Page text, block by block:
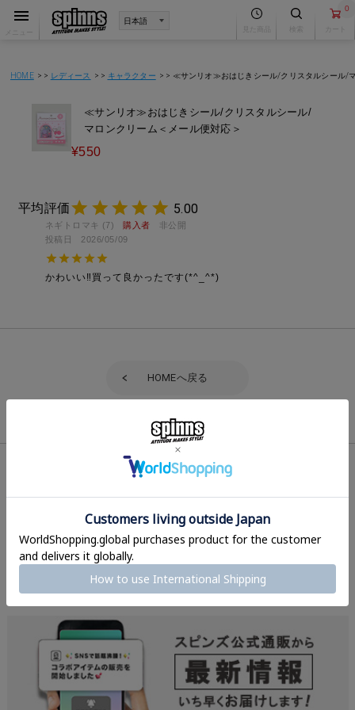
0
HOME レディース キャラクター ≪サンリオ≫おはじきシール/クリスタルシール/
≪サンリオ≫おはじきシール/クリスタルシール/
マロンクリーム＜メール便対応＞
¥550
5.00
ネギトロマキ 7 購入者
非公開
投稿日
2026/05/09
かわいい‼︎買って良かったです(*^_^*)
HOMEへ戻る
ご利用ガイド お問い合わせ